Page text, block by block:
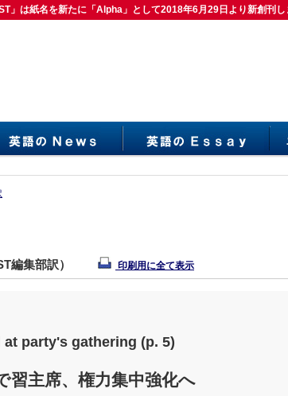
ST」は紙名を新たに「Alpha」として2018年6月29日より新創刊し
ST」は紙名を新たに「Alpha」として2018年6月29日より新創刊
編集部訳） 印刷用に全て表示
party's gathering (p. 5)
習主席、権力集中強化へ